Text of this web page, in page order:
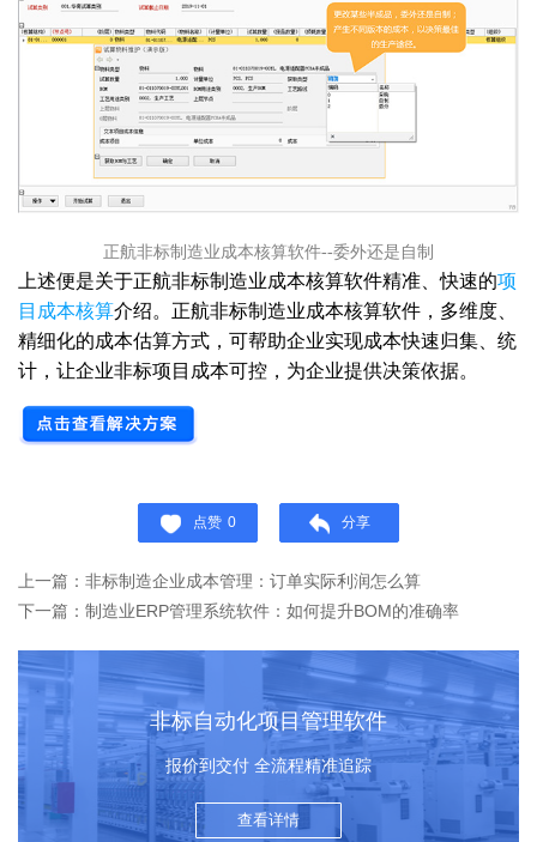
正航非标制造业成本核算软件--委外还是自制
上述便是关于正航非标制造业成本核算软件精准、快速的项
目成本核算介绍。正航非标制造业成本核算软件，多维度、
精细化的成本估算方式，可帮助企业实现成本快速归集、统
计，让企业非标项目成本可控，为企业提供决策依据。
点赞 0 分享
上一篇：非标制造企业成本管理：订单实际利润怎么算
下一篇：制造业ERP管理系统软件：如何提升BOM的准确率
非标自动化项目管理软件
报价到交付 全流程精准追踪
查看详情